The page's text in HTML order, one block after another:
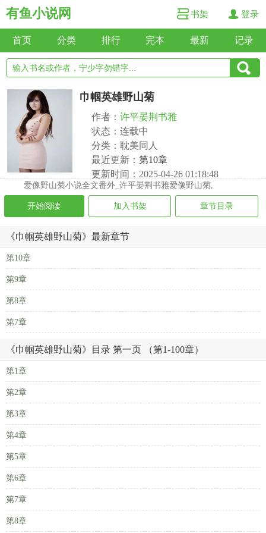
有鱼小说网 书架 登录
首页 分类 排行 完本 最新 记录
巾帼英雄野山菊
作者： 许平晏荆书雅
状态：连载中
分类：耽美同人
最近更新： 第10章
更新时间：2025-04-26 01:18:48
爱像野山菊小说全文番外_许平晏荆书雅爱像野山菊,
开始阅读 加入书架 章节目录
《巾帼英雄野山菊》最新章节
第10章
第9章
第8章
第7章
《巾帼英雄野山菊》目录 第一页 （第1-100章）
第1章
第2章
第3章
第4章
第5章
第6章
第7章
第8章